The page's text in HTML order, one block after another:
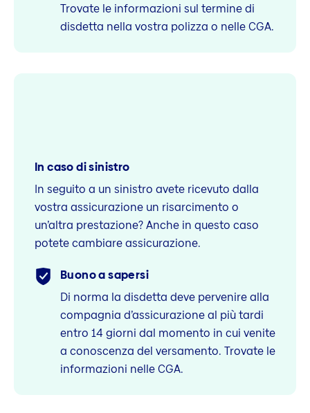
Trovate le informazioni sul termine di
disdetta nella vostra polizza o nelle CGA.
In caso di sinistro
In seguito a un sinistro avete ricevuto dalla
vostra assicurazione un risarcimento o
un’altra prestazione? Anche in questo caso
potete cambiare assicurazione.
Buono a sapersi
Di norma la disdetta deve pervenire alla
compagnia d’assicurazione al più tardi
entro 14 giorni dal momento in cui venite
a conoscenza del versamento. Trovate le
informazioni nelle CGA.